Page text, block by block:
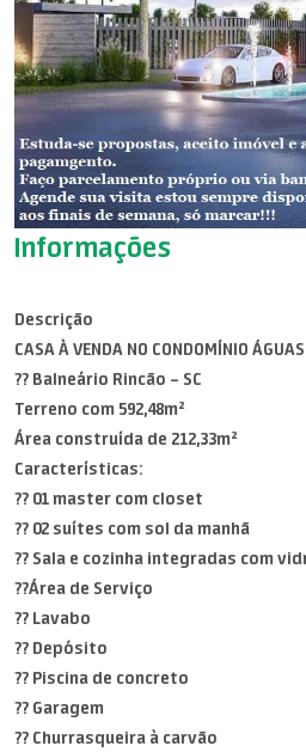
Informações
Descrição
CASA À VENDA NO CONDOMÍNIO
?? Balneário Rincão – SC
Terreno com 592,48m²
Área construída de 212,33m²
Características:
?? 01 master com closet
?? 02 suítes com sol da manhã
?? Sala e cozinha integradas com
??Área de Serviço
?? Lavabo
?? Depósito
?? Piscina de concreto
?? Garagem
?? Churrasqueira à carvão